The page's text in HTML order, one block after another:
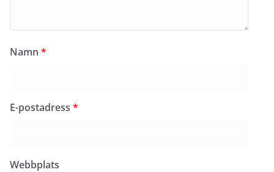
Namn *
E-postadress *
Webbplats